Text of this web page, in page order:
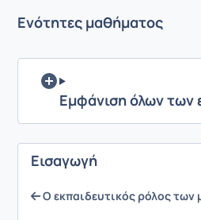
Ενότητες μαθήματος
Εμφάνιση όλων των
Εισαγωγή
Ο εκπαιδευτικός ρόλος των